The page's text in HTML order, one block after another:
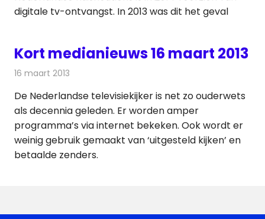
digitale tv-ontvangst. In 2013 was dit het geval
Kort medianieuws 16 maart 2013
16 maart 2013
De Nederlandse televisiekijker is net zo ouderwets
als decennia geleden. Er worden amper
programma’s via internet bekeken. Ook wordt er
weinig gebruik gemaakt van ‘uitgesteld kijken’ en
betaalde zenders.